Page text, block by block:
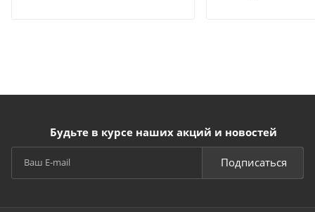
Будьте в курсе наших акций и новостей
Подписаться